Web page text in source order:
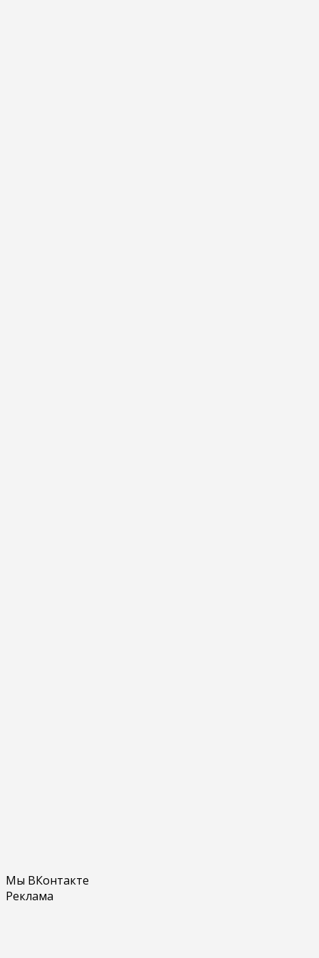
Мы ВКонтакте
Реклама